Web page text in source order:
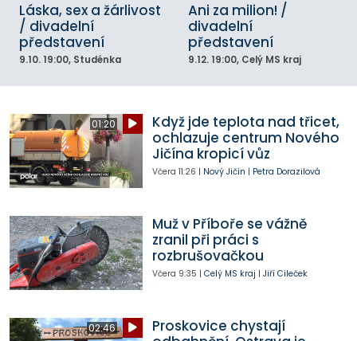
Láska, sex a žárlivost
/ divadelní
představení
9.10. 19:00, Studénka
Ani za milion! /
divadelní
představení
9.12. 19:00, Celý MS kraj
01:20
Když jde teplota nad třicet,
ochlazuje centrum Nového
Jičína kropicí vůz
Včera 11:26 | Nový Jičín | Petra Dorazilová
Muž v Příboře se vážně
zranil při práci s
rozbrušovačkou
Včera 9:35 | Celý MS kraj | Jiří Cileček
02:46
Proskovice chystají